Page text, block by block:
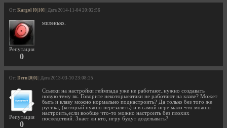
От: Kargol [0|10] | Дата 2014-11-04 20:02:56
Репутация
0
миленько.
От: Dern [0|0] | Дата 2013-03-10 23:08:25
Репутация
0
Ссылки на настройки геймпада уже не работают..нужно создавать
новую тему вк. Говорите некоторыеатаки не работают на клаве? Может
быть и клаву можно нормально поднастроить? Да только без того же
русика, (который нужно перезалить) и в самой игре мало что можно
настроить,если вообще что-то можно настроить без плохих
последствий. Знает ли кто, игру будут доделывать?